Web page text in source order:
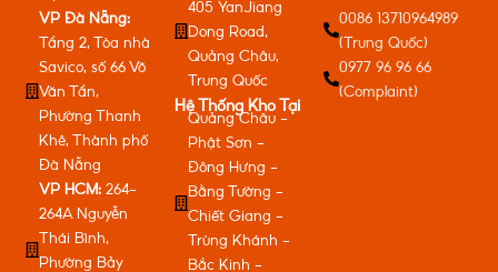
VP Đà Nẵng:
Tầng 2, Tòa nhà
Savico, số 66 Võ
Văn Tần,
Phường Thanh
Khê, Thành phố
Đà Nẵng
VP HCM: 264-
264A Nguyễn
Thái Bình,
Phường Bảy
405 YanJiang
Dong Road,
Quảng Châu,
Trung Quốc
Hệ Thống Kho Tại
Quảng Châu -
Phật Sơn -
Đông Hưng -
Bằng Tường -
Chiết Giang -
Trùng Khánh -
Bắc Kinh -
0086 13710964989
(Trung Quốc)
0977 96 96 66
(Complaint)